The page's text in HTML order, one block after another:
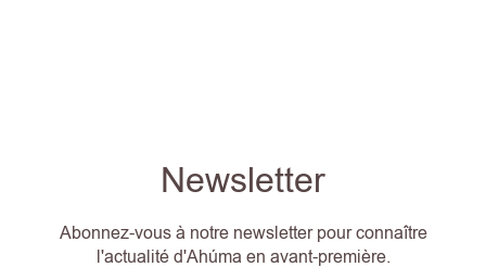
Newsletter
Abonnez-vous à notre newsletter pour connaître
l'actualité d'Ahúma en avant-première.